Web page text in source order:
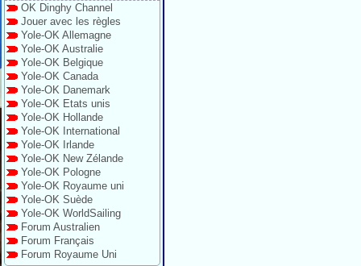
OK Dinghy Channel
Jouer avec les règles
Yole-OK Allemagne
Yole-OK Australie
Yole-OK Belgique
Yole-OK Canada
Yole-OK Danemark
Yole-OK Etats unis
Yole-OK Hollande
Yole-OK International
Yole-OK Irlande
Yole-OK New Zélande
Yole-OK Pologne
Yole-OK Royaume uni
Yole-OK Suède
Yole-OK WorldSailing
Forum Australien
Forum Français
Forum Royaume Uni